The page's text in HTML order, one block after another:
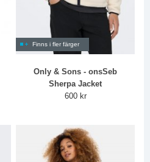
Finns i fler färger
Only & Sons - onsSeb
Sherpa Jacket
600 kr